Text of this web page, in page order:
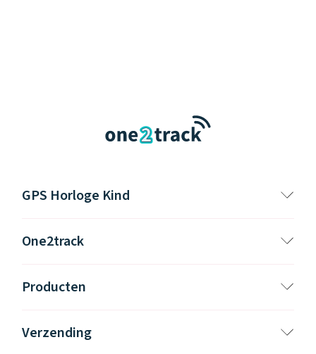
GPS Horloge Kind
One2track
Producten
Verzending